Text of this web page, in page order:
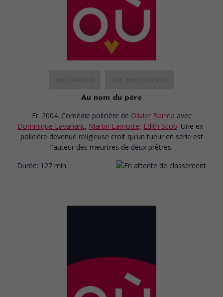
Au nom du père
Fr. 2004. Comédie policière de Olivier Barma avec
Dominique Lavanant, Martin Lamotte, Édith Scob. Une ex-
policière devenue religieuse croit qu'un tueur en série est
l'auteur des meurtres de deux prêtres.
Durée: 127 min.